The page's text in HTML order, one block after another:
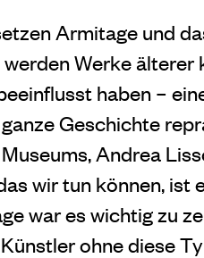
Armitage und
Werke
haben –
Geschichte
Andrea
wir tun können, ist
war es wichtig zu
ohne diese